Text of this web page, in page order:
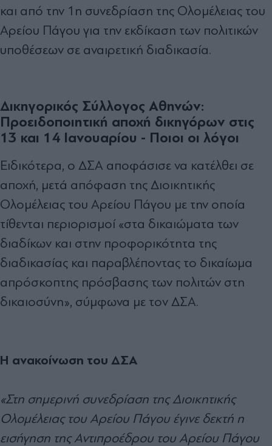
και από την 1η συνεδρίαση της Ολομέλειας του
Αρείου Πάγου για την εκδίκαση των πολιτικών
υποθέσεων σε αναιρετική διαδικασία.
Δικηγορικός Σύλλογος Αθηνών:
Προειδοποιητική αποχή δικηγόρων στις
13 και 14 Ιανουαρίου - Ποιοι οι λόγοι
Ειδικότερα, ο ΔΣΑ αποφάσισε να κατέλθει σε
αποχή, μετά απόφαση της Διοικητικής
Ολομέλειας του Αρείου Πάγου με την οποία
τίθενται περιορισμοί «στα δικαιώματα των
διαδίκων και στην προφορικότητα της
διαδικασίας και παραβλέποντας το δικαίωμα
απρόσκοπτης πρόσβασης των πολιτών στη
δικαιοσύνη», σύμφωνα με τον ΔΣΑ.
Η ανακοίνωση του ΔΣΑ
«Στη σημερινή συνεδρίαση της Διοικητικής
Ολομέλειας του Αρείου Πάγου έγινε δεκτή η
εισήγηση της Αντιπροέδρου του Αρείου Πάγου